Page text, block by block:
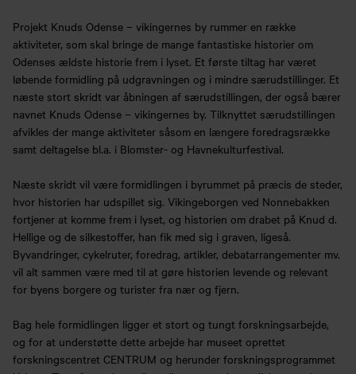
Projekt Knuds Odense – vikingernes by rummer en række
aktiviteter, som skal bringe de mange fantastiske historier om
Odenses ældste historie frem i lyset. Et første tiltag har været
løbende formidling på udgravningen og i mindre særudstillinger. Et
næste stort skridt var åbningen af særudstillingen, der også bærer
navnet Knuds Odense – vikingernes by. Tilknyttet særudstillingen
afvikles der mange aktiviteter såsom en længere foredragsrække
samt deltagelse bl.a. i Blomster- og Havnekulturfestival.
Næste skridt vil være formidlingen i byrummet på præcis de steder,
hvor historien har udspillet sig. Vikingeborgen ved Nonnebakken
fortjener at komme frem i lyset, og historien om drabet på Knud d.
Hellige og de silkestoffer, han fik med sig i graven, ligeså.
Byvandringer, cykelruter, foredrag, artikler, debatarrangementer mv.
vil alt sammen være med til at gøre historien levende og relevant
for byens borgere og turister fra nær og fjern.
Bag hele formidlingen ligger et stort og tungt forskningsarbejde,
og for at understøtte dette arbejde har museet oprettet
forskningscentret CENTRUM og herunder forskningsprogrammet